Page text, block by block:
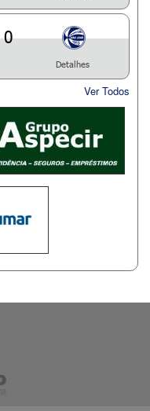
0
Detalhes
Ver Todos